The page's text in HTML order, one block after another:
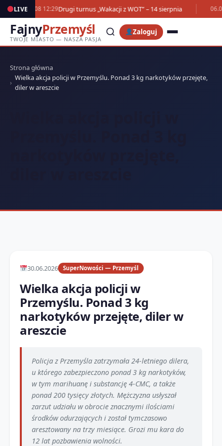
LIVE07.08 12:29Drugi turnus „Wakacji z WOT” – 14 sierpnia
FajnyPrzemyśl
TWOJE MIASTO — NASZA PASJA
Zaloguj
Strona główna
Wielka akcja policji w Przemyślu. Ponad 3 kg narkotyków przejęte,
diler w areszcie
30.06.2026 SuperNowości — Przemyśl
Wielka akcja policji w
Przemyślu. Ponad 3 kg
narkotyków przejęte, diler w
areszcie
Policja z Przemyśla zatrzymała 24-letniego dilera,
u którego zabezpieczono ponad 3 kg narkotyków,
w tym marihuanę i substancję 4-CMC, a także
ponad 200 tysięcy złotych. Mężczyzna usłyszał
zarzut udziału w obrocie znacznymi ilościami
środków odurzających i został tymczasowo
aresztowany na trzy miesiące. Grozi mu kara do
12 lat pozbawienia wolności.